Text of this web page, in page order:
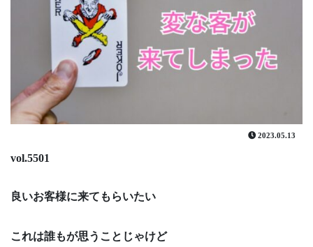
2023.05.13
vol.5501
良いお客様に来てもらいたい
これは誰もが思うことじゃけど